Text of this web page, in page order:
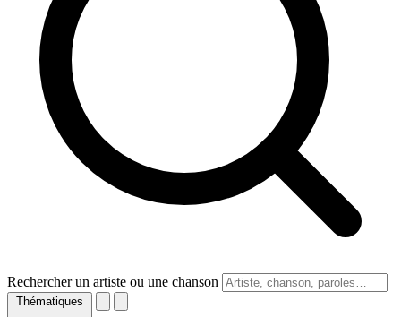
Rechercher un artiste ou une chanson
Thématiques